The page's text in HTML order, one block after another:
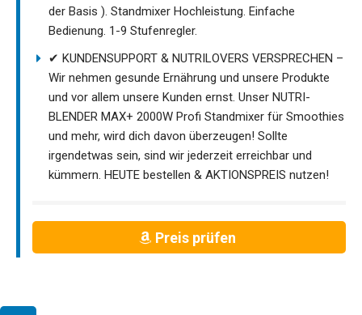
der Basis ). Standmixer Hochleistung. Einfache
Bedienung. 1-9 Stufenregler.
✔ KUNDENSUPPORT & NUTRILOVERS VERSPRECHEN –
Wir nehmen gesunde Ernährung und unsere Produkte
und vor allem unsere Kunden ernst. Unser NUTRI-
BLENDER MAX+ 2000W Profi Standmixer für Smoothies
und mehr, wird dich davon überzeugen! Sollte
irgendetwas sein, sind wir jederzeit erreichbar und
kümmern. HEUTE bestellen & AKTIONSPREIS nutzen!
Preis prüfen